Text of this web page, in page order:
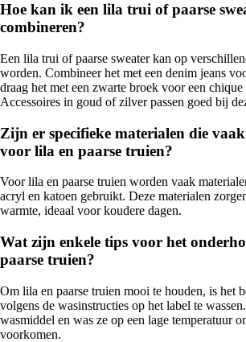
Hoe kan ik een lila trui of paarse
combineren?
Een lila trui of paarse sweater kan op
worden. Combineer het met een denim jeans
draag het met een zwarte broek voor een
Accessoires in goud of zilver passen goed bij
Zijn er specifieke materialen die
voor lila en paarse truien?
Voor lila en paarse truien worden vaak
acryl en katoen gebruikt. Deze materialen
warmte, ideaal voor koudere dagen.
Wat zijn enkele tips voor het
paarse truien?
Om lila en paarse truien mooi te houden, is het
volgens de wasinstructies op het label te
wasmiddel en was ze op een lage temperatuur
voorkomen.